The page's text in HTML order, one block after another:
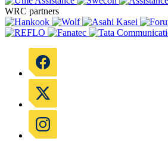
WRC partners